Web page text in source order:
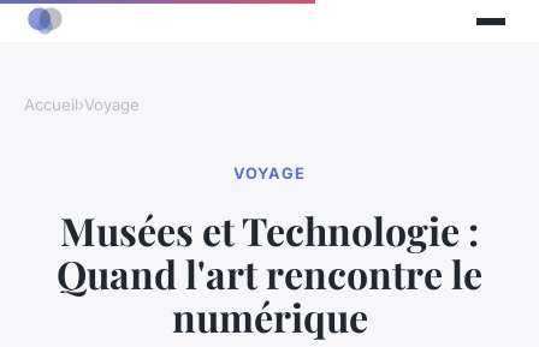
Accueil›Voyage
VOYAGE
Musées et Technologie :
Quand l'art rencontre le
numérique